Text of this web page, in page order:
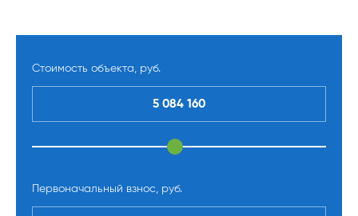
Стоимость объекта, руб.
Первоначальный взнос, руб.